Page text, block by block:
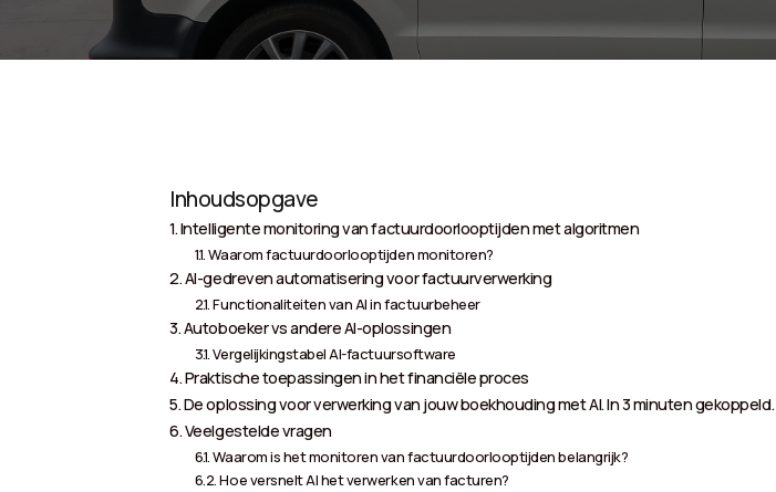
Inhoudsopgave
Intelligente monitoring van factuurdoorlooptijden met algoritmen
Waarom factuurdoorlooptijden monitoren?
AI-gedreven automatisering voor factuurverwerking
Functionaliteiten van AI in factuurbeheer
Autoboeker vs andere AI-oplossingen
Vergelijkingstabel AI-factuursoftware
Praktische toepassingen in het financiële proces
De oplossing voor verwerking van jouw boekhouding met AI. In 3 minuten gekoppeld.
Veelgestelde vragen
Waarom is het monitoren van factuurdoorlooptijden belangrijk?
Hoe versnelt AI het verwerken van facturen?